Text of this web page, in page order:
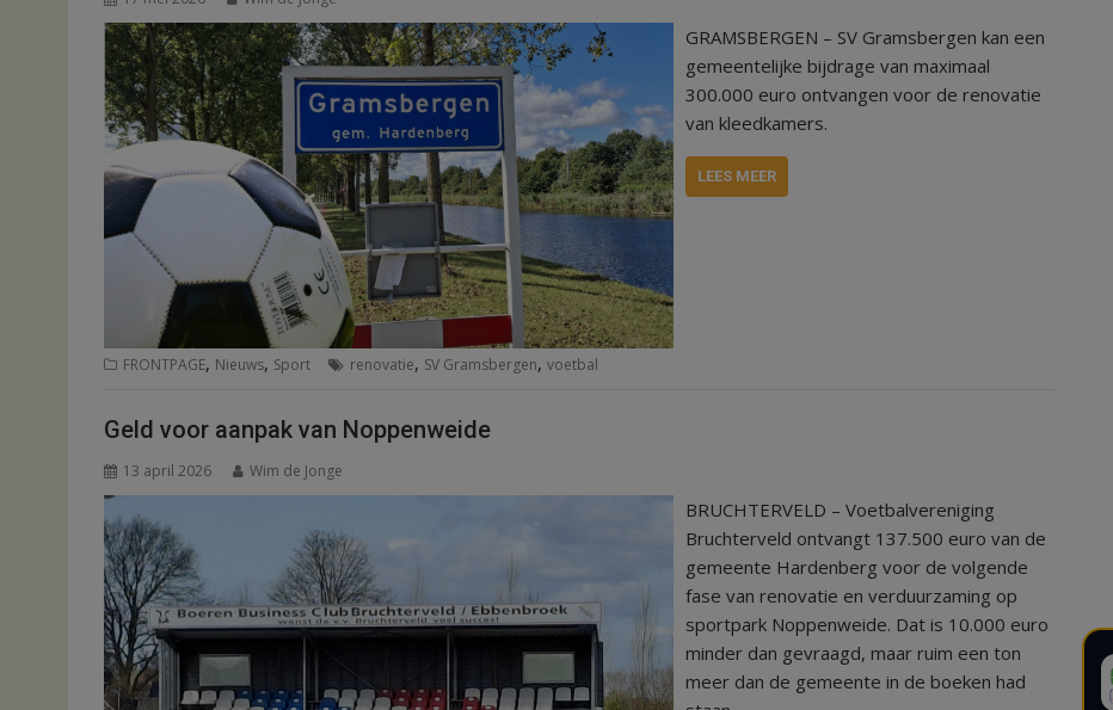
GRAMSBERGEN – SV Gramsbergen kan een
gemeentelijke bijdrage van maximaal
300.000 euro ontvangen voor de renovatie
van kleedkamers.
LEES MEER
FRONTPAGE, Nieuws, Sport renovatie, SV Gramsbergen, voetbal
Geld voor aanpak van Noppenweide
13 april 2026 Wim de Jonge
BRUCHTERVELD – Voetbalvereniging
Bruchterveld ontvangt 137.500 euro van de
gemeente Hardenberg voor de volgende
fase van renovatie en verduurzaming op
sportpark Noppenweide. Dat is 10.000 euro
minder dan gevraagd, maar ruim een ton
meer dan de gemeente in de boeken had